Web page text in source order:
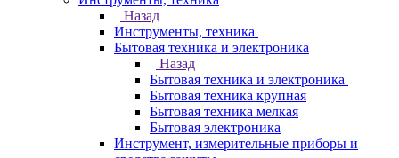
Назад
Инструменты, техника
Бытовая техника и электроника
Назад
Бытовая техника и электроника
Бытовая техника крупная
Бытовая техника мелкая
Бытовая электроника
Инструмент, измерительные приборы и